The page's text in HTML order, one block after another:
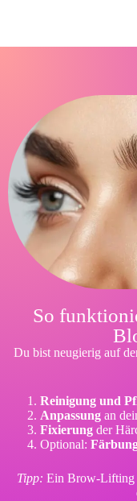
So
Du bist neugierig auf
Reinigung und
Anpassung an
Fixierung der
Optional:
Tipp: Ein Brow-Lifting